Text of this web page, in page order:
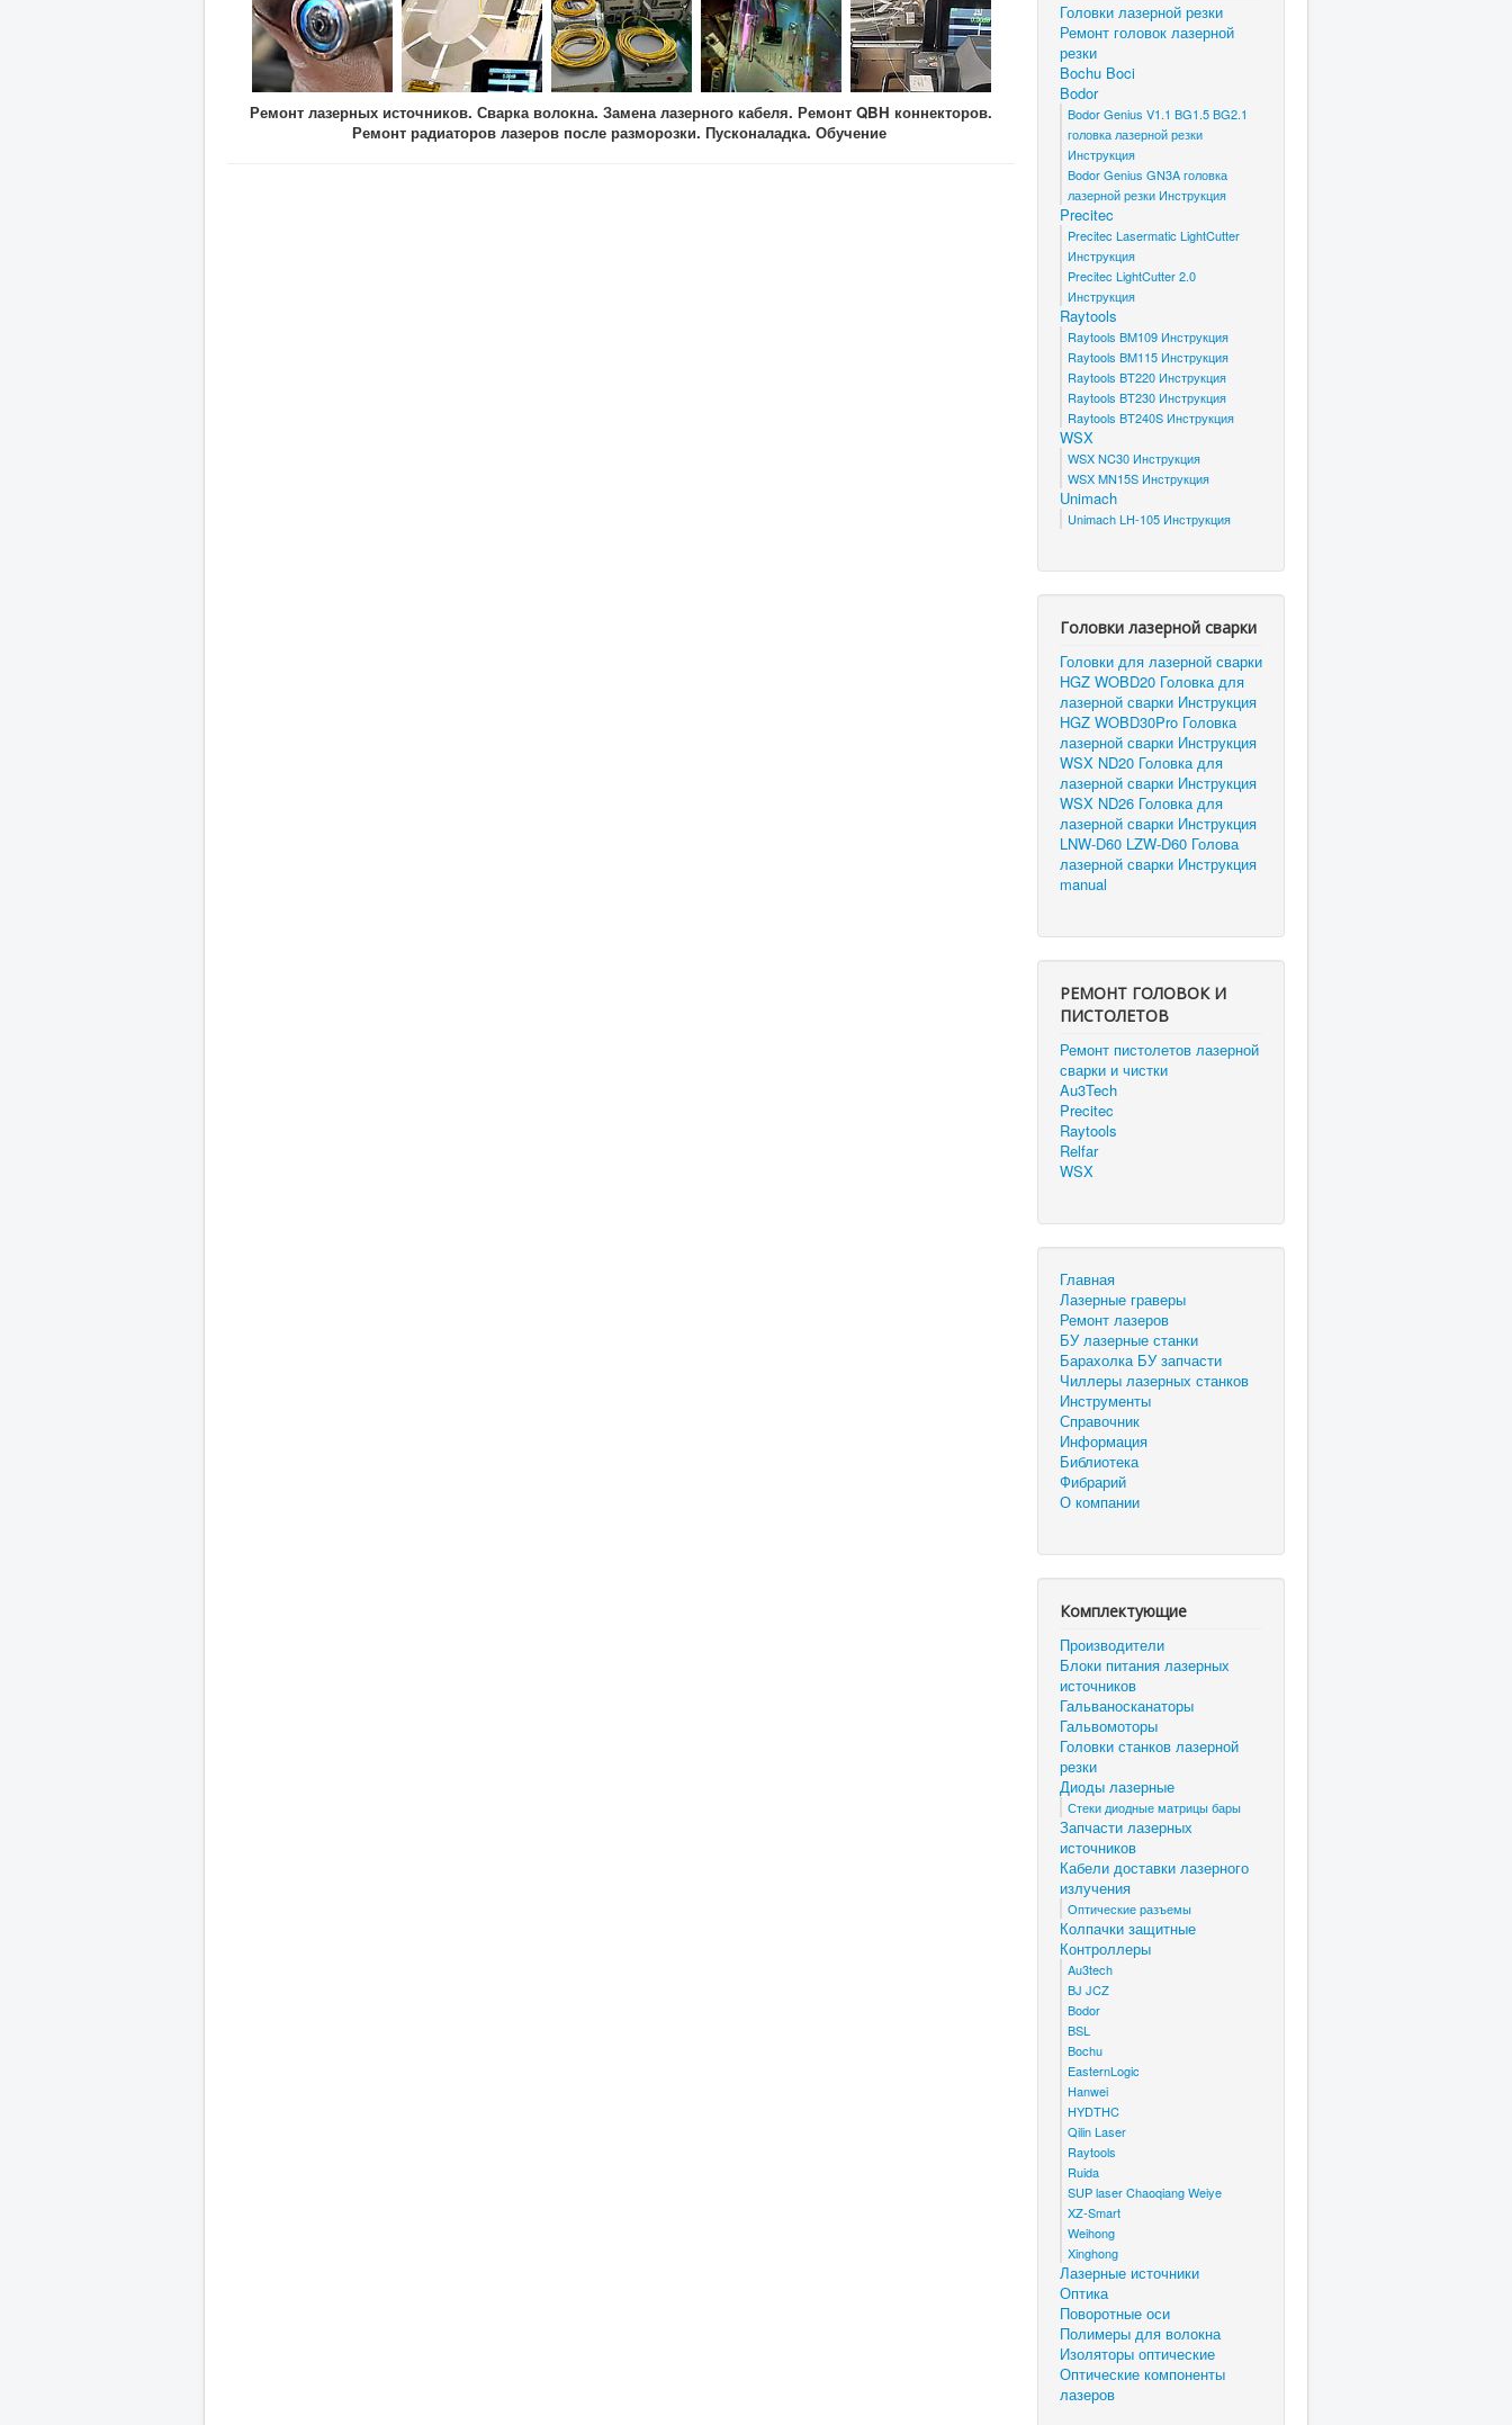
Ремонт лазерных источников. Сварка волокна. Замена лазерного кабеля. Ремонт QBH коннекторов.
Ремонт радиаторов лазеров после разморозки. Пусконаладка. Обучение
Головки лазерной резки
Ремонт головок лазерной
резки
Bochu Boci
Bodor
Bodor Genius V1.1 BG1.5 BG2.1
головка лазерной резки
Инструкция
Bodor Genius GN3A головка
лазерной резки Инструкция
Precitec
Precitec Lasermatic LightCutter
Инструкция
Precitec LightCutter 2.0
Инструкция
Raytools
Raytools BM109 Инструкция
Raytools BM115 Инструкция
Raytools BT220 Инструкция
Raytools BT230 Инструкция
Raytools BT240S Инструкция
WSX
WSX NC30 Инструкция
WSX MN15S Инструкция
Unimach
Unimach LH-105 Инструкция
Головки лазерной сварки
Головки для лазерной сварки
HGZ WOBD20 Головка для
лазерной сварки Инструкция
HGZ WOBD30Pro Головка
лазерной сварки Инструкция
WSX ND20 Головка для
лазерной сварки Инструкция
WSX ND26 Головка для
лазерной сварки Инструкция
LNW-D60 LZW-D60 Голова
лазерной сварки Инструкция
manual
РЕМОНТ ГОЛОВОК И
ПИСТОЛЕТОВ
Ремонт пистолетов лазерной
сварки и чистки
Au3Tech
Precitec
Raytools
Relfar
WSX
Главная
Лазерные граверы
Ремонт лазеров
БУ лазерные станки
Барахолка БУ запчасти
Чиллеры лазерных станков
Инструменты
Справочник
Информация
Библиотека
Фибрарий
О компании
Комплектующие
Производители
Блоки питания лазерных
источников
Гальваносканаторы
Гальвомоторы
Головки станков лазерной
резки
Диоды лазерные
Стеки диодные матрицы бары
Запчасти лазерных
источников
Кабели доставки лазерного
излучения
Оптические разъемы
Колпачки защитные
Контроллеры
Au3tech
BJ JCZ
Bodor
BSL
Bochu
EasternLogic
Hanwei
HYDTHC
Qilin Laser
Raytools
Ruida
SUP laser Chaoqiang Weiye
XZ-Smart
Weihong
Xinghong
Лазерные источники
Оптика
Поворотные оси
Полимеры для волокна
Изоляторы оптические
Оптические компоненты
лазеров